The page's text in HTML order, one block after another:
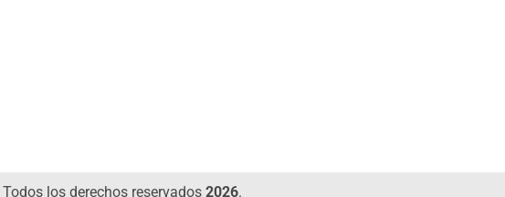
los derechos reservados 2026.